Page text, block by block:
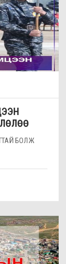
БОЛЖ